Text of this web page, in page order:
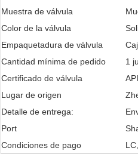
Muestra de válvula
Color de la válvula
Empaquetadura de válvula
Cantidad mínima de pedido
1
Certificado de válvula
Lugar de origen
Detalle de entrega:
Port
Condiciones de pago